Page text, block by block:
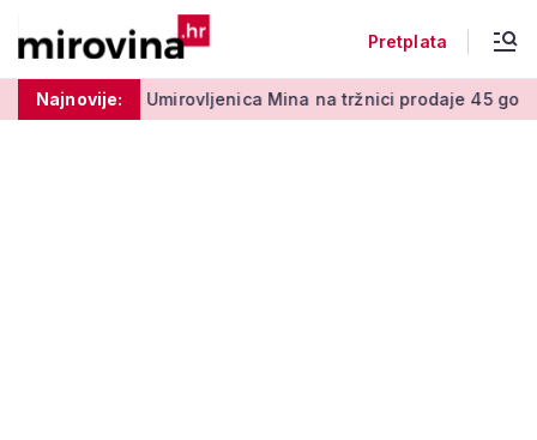
Pretplata
Najnovije:
centi Umirovljenica Mina na tržnici prodaje 45 godina: